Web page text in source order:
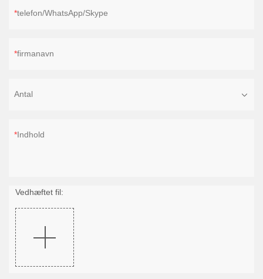
telefon/WhatsApp/Skype
firmanavn
Antal
Indhold
Vedhæftet fil: